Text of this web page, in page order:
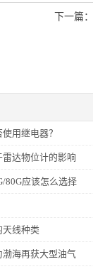
下一篇：
用继电器？
雷达物位计的影响
80G应该怎么选择
天线种类
海再获大型油气